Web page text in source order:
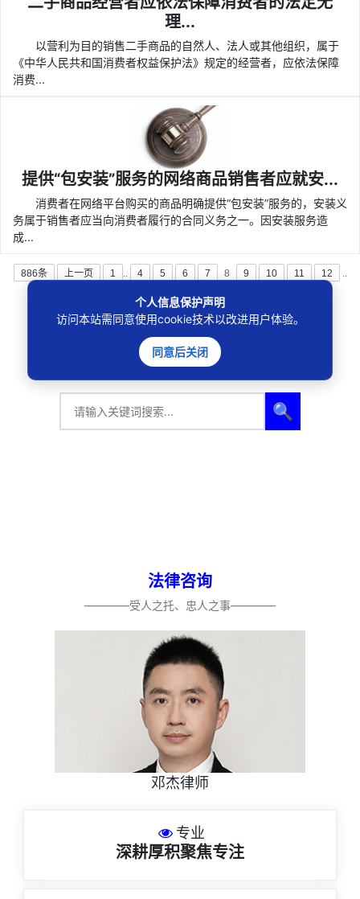
理...
以营利为目的销售二手商品的自然人、法人或其他组织，属于
《中华人民共和国消费者权益保护法》规定的经营者，应依法保障
消费...
提供“包安装”服务的网络商品销售者应就安...
消费者在网络平台购买的商品明确提供“包安装”服务的，安装义
务属于销售者应当向消费者履行的合同义务之一。因安装服务造
成...
886条 上一页 1 .. 4 5 6 7 8 9 10 11 12
..
74
下一页
🔍
法律咨询
————受人之托、忠人之事————
邓杰律师
专业
深耕厚积聚焦专注
个人信息保护声明
访问本站需同意使用cookie技术以改进用户体验。
同意后关闭